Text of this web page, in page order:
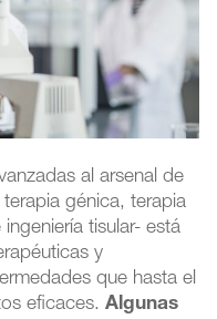
al arsenal de
génica, terapia
tisular- está
y
que hasta el
eficaces.Algunas